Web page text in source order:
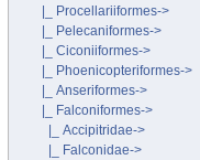
|_ Procellariiformes->
|_ Pelecaniformes->
|_ Ciconiiformes->
|_ Phoenicopteriformes->
|_ Anseriformes->
|_ Falconiformes->
|_ Accipitridae->
|_ Falconidae->